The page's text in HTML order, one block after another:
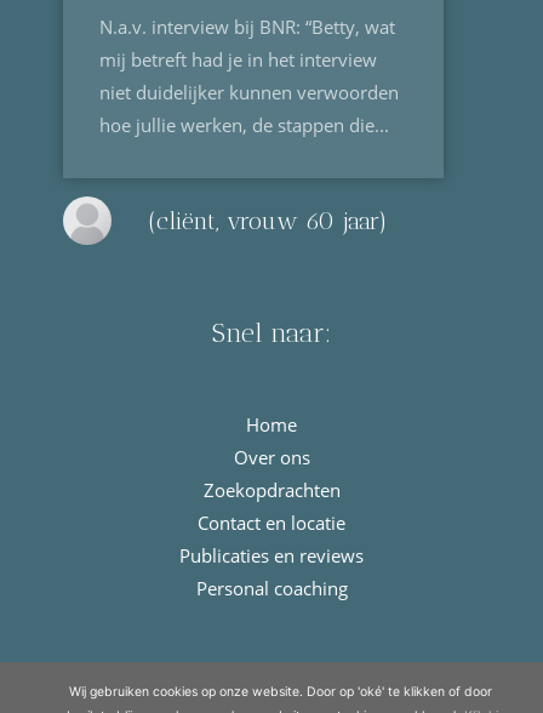
N.a.v. interview bij BNR: “Betty, wat
mij betreft had je in het interview
niet duidelijker kunnen verwoorden
hoe jullie werken, de stappen die...
(cliënt, vrouw 60 jaar)
Snel naar:
Home
Over ons
Zoekopdrachten
Contact en locatie
Publicaties en reviews
Personal coaching
reserved
Wij gebruiken cookies op onze website. Door op 'oké' te klikken of door